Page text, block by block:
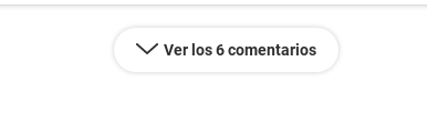
Ver los 6 comentarios